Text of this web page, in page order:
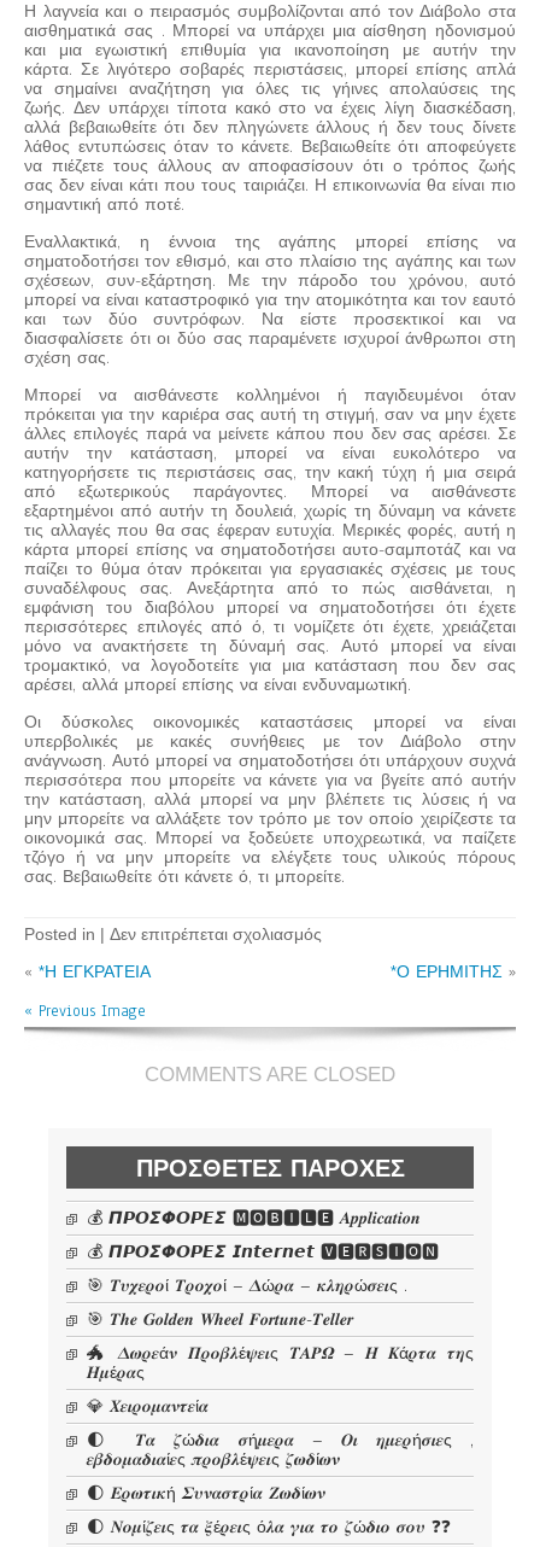
Η λαγνεία και ο πειρασμός συμβολίζονται από τον Διάβολο στα
αισθηματικά σας . Μπορεί να υπάρχει μια αίσθηση ηδονισμού
και μια εγωιστική επιθυμία για ικανοποίηση με αυτήν την
κάρτα. Σε λιγότερο σοβαρές περιστάσεις, μπορεί επίσης απλά
να σημαίνει αναζήτηση για όλες τις γήινες απολαύσεις της
ζωής. Δεν υπάρχει τίποτα κακό στο να έχεις λίγη διασκέδαση,
αλλά βεβαιωθείτε ότι δεν πληγώνετε άλλους ή δεν τους δίνετε
λάθος εντυπώσεις όταν το κάνετε. Βεβαιωθείτε ότι αποφεύγετε
να πιέζετε τους άλλους αν αποφασίσουν ότι ο τρόπος ζωής
σας δεν είναι κάτι που τους ταιριάζει. Η επικοινωνία θα είναι πιο
σημαντική από ποτέ.
Εναλλακτικά, η έννοια της αγάπης μπορεί επίσης να
σηματοδοτήσει τον εθισμό, και στο πλαίσιο της αγάπης και των
σχέσεων, συν-εξάρτηση. Με την πάροδο του χρόνου, αυτό
μπορεί να είναι καταστροφικό για την ατομικότητα και τον εαυτό
και των δύο συντρόφων. Να είστε προσεκτικοί και να
διασφαλίσετε ότι οι δύο σας παραμένετε ισχυροί άνθρωποι στη
σχέση σας.
Μπορεί να αισθάνεστε κολλημένοι ή παγιδευμένοι όταν
πρόκειται για την καριέρα σας αυτή τη στιγμή, σαν να μην έχετε
άλλες επιλογές παρά να μείνετε κάπου που δεν σας αρέσει. Σε
αυτήν την κατάσταση, μπορεί να είναι ευκολότερο να
κατηγορήσετε τις περιστάσεις σας, την κακή τύχη ή μια σειρά
από εξωτερικούς παράγοντες. Μπορεί να αισθάνεστε
εξαρτημένοι από αυτήν τη δουλειά, χωρίς τη δύναμη να κάνετε
τις αλλαγές που θα σας έφεραν ευτυχία. Μερικές φορές, αυτή η
κάρτα μπορεί επίσης να σηματοδοτήσει αυτο-σαμποτάζ και να
παίζει το θύμα όταν πρόκειται για εργασιακές σχέσεις με τους
συναδέλφους σας. Ανεξάρτητα από το πώς αισθάνεται, η
εμφάνιση του διαβόλου μπορεί να σηματοδοτήσει ότι έχετε
περισσότερες επιλογές από ό, τι νομίζετε ότι έχετε, χρειάζεται
μόνο να ανακτήσετε τη δύναμή σας. Αυτό μπορεί να είναι
τρομακτικό, να λογοδοτείτε για μια κατάσταση που δεν σας
αρέσει, αλλά μπορεί επίσης να είναι ενδυναμωτική.
Οι δύσκολες οικονομικές καταστάσεις μπορεί να είναι
υπερβολικές με κακές συνήθειες με τον Διάβολο στην
ανάγνωση. Αυτό μπορεί να σηματοδοτήσει ότι υπάρχουν συχνά
περισσότερα που μπορείτε να κάνετε για να βγείτε από αυτήν
την κατάσταση, αλλά μπορεί να μην βλέπετε τις λύσεις ή να
μην μπορείτε να αλλάξετε τον τρόπο με τον οποίο χειρίζεστε τα
οικονομικά σας. Μπορεί να ξοδεύετε υποχρεωτικά, να παίζετε
τζόγο ή να μην μπορείτε να ελέγξετε τους υλικούς πόρους
σας. Βεβαιωθείτε ότι κάνετε ό, τι μπορείτε.
Posted in | Δεν επιτρέπεται σχολιασμός
ΔΙΑΒΟΛΟΣ
« *Η ΕΓΚΡΑΤΕΙΑ *Ο ΕΡΗΜΙΤΗΣ »
« Previous Image
COMMENTS ARE CLOSED
ΠΡΌΣΘΕΤΕΣ ΠΑΡΟΧΈΣ
💰 𝞟𝞠𝞞𝞢𝞥𝞞𝞠𝞔𝞢 🅼🅾🅱🅸🅻🅴 𝜜𝒑𝒑𝒍𝒊𝒄𝒂𝒕𝒊𝒐𝒏
💰 𝞟𝞠𝞞𝞢𝞥𝞞𝞠𝞔𝞢 𝙄𝙣𝙩𝙚𝙧𝙣𝙚𝙩 🆅🅴🆁🆂🅸🅾🅽
🎯 𝜯𝝊𝝌𝜺𝝆𝝄ί 𝜯𝝆𝝄𝝌𝝄ί – 𝜟ώ𝝆𝜶 – 𝜿𝝀𝜼𝝆ώ𝝈𝜺𝜾ς .
🎯 𝑻𝒉𝒆 𝑮𝒐𝒍𝒅𝒆𝒏 𝑾𝒉𝒆𝒆𝒍 𝑭𝒐𝒓𝒕𝒖𝒏𝒆-𝑻𝒆𝒍𝒍𝒆𝒓
🐲 𝜟𝝎𝝆𝜺ά𝝂 𝜫𝝆𝝄𝜷𝝀έ𝝍𝜺𝜾ς 𝜯𝜜𝜬𝜴 – 𝜢 𝜥ά𝝆𝝉𝜶 𝝉𝜼ς
𝜢𝝁έ𝝆𝜶ς
💎 𝜲𝜺𝜾𝝆𝝄𝝁𝜶𝝂𝝉𝜺ί𝜶
🌓 𝜯𝜶 𝜻ώ𝜹𝜾𝜶 𝝈ή𝝁𝜺𝝆𝜶 – 𝜪𝜾 𝜼𝝁𝜺𝝆ή𝝈𝜾𝜺ς ,
𝜺𝜷𝜹𝝄𝝁𝜶𝜹𝜾𝜶ί𝜺ς 𝝅𝝆𝝄𝜷𝝀έ𝝍𝜺𝜾ς 𝜻𝝎𝜹ί𝝎𝝂
🌓 𝜠𝝆𝝎𝝉𝜾𝜿ή 𝜮𝝊𝝂𝜶𝝈𝝉𝝆ί𝜶 𝜡𝝎𝜹ί𝝎𝝂
🌓 𝜨𝝄𝝁ί𝜻𝜺𝜾ς 𝝉𝜶 𝝃έ𝝆𝜺𝜾ς ό𝝀𝜶 𝜸𝜾𝜶 𝝉𝝄 𝜻ώ𝜹𝜾𝝄 𝝈𝝄𝝊 ❓❓